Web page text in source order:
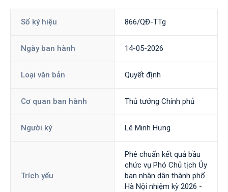
Số ký hiệu 866/QĐ-TTg
Ngày ban hành 14-05-2026
Loại văn bản Quyết định
Cơ quan ban hành Thủ tướng Chính phủ
Người ký Lê Minh Hưng
Trích yếu
Phê chuẩn kết quả bầu
chức vụ Phó Chủ tịch Ủy
ban nhân dân thành phố
Hà Nội nhiệm kỳ 2026 -